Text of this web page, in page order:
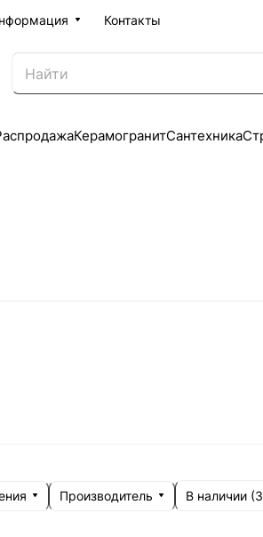
Контакты
КерамогранитСантехника
Производитель В наличии (